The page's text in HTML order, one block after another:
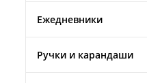
Ежедневники
Ручки и карандаши